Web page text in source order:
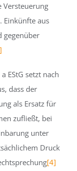
Versteuerung
Einkünfte aus
gegenüber
EStG setzt nach
dass der
als Ersatz für
zufließt, bei
unter
Druck
[4]